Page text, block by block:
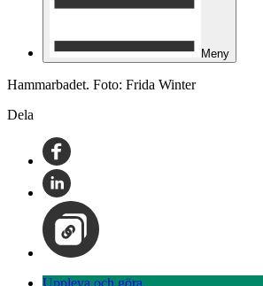
Meny
Hammarbadet. Foto: Frida Winter
Dela
Uppleva och göra